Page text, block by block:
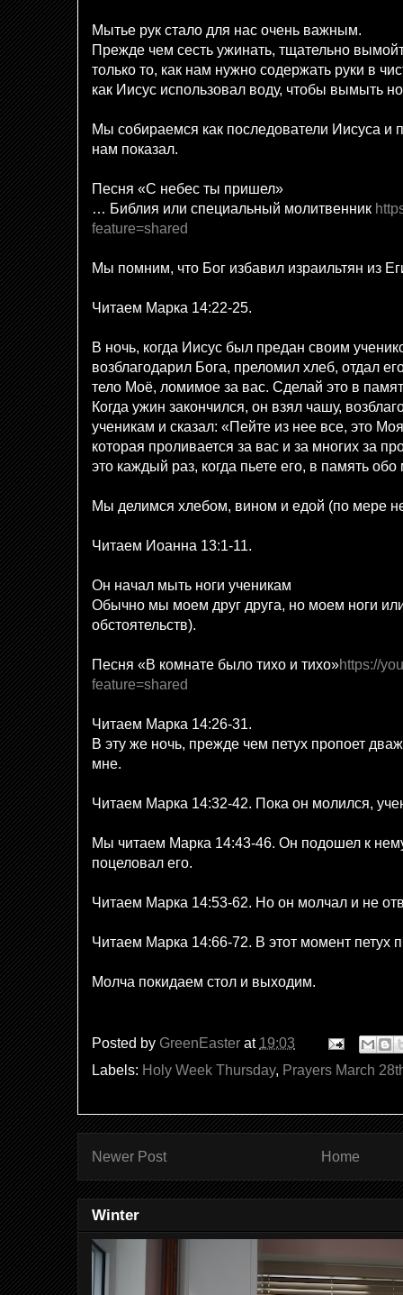
Мытье рук стало для нас очень важным.
Прежде чем сесть ужинать, тщательно
только то, как нам нужно содержать руки в
как Иисус использовал воду, чтобы вымыть
Мы собираемся как последователи Иисуса и
нам показал.
Песня «С небес ты пришел»
… Библия или специальный молитвенник
feature=shared
Мы помним, что Бог избавил израильтян из
Читаем Марка 14:22-25.
В ночь, когда Иисус был предан своим
возблагодарил Бога, преломил хлеб, отдал
тело Моё, ломимое за вас. Сделай это в
Когда ужин закончился, он взял чашу,
ученикам и сказал: «Пейте из нее все, это
которая проливается за вас и за многих за
это каждый раз, когда пьете его, в память обо
Мы делимся хлебом, вином и едой (по мере
Читаем Иоанна 13:1-11.
Он начал мыть ноги ученикам
Обычно мы моем друг друга, но моем ноги
обстоятельств).
Песня «В комнате было тихо и тихо»https://
feature=shared
Читаем Марка 14:26-31.
В эту же ночь, прежде чем петух пропоет
мне.
Читаем Марка 14:32-42. Пока он молился,
Мы читаем Марка 14:43-46. Он подошел к
поцеловал его.
Читаем Марка 14:53-62. Но он молчал и не
Читаем Марка 14:66-72. В этот момент петух
Молча покидаем стол и выходим.
Posted by GreenEaster at 19:03
Labels: Holy Week Thursday, Prayers March
Newer Post Home
Winter